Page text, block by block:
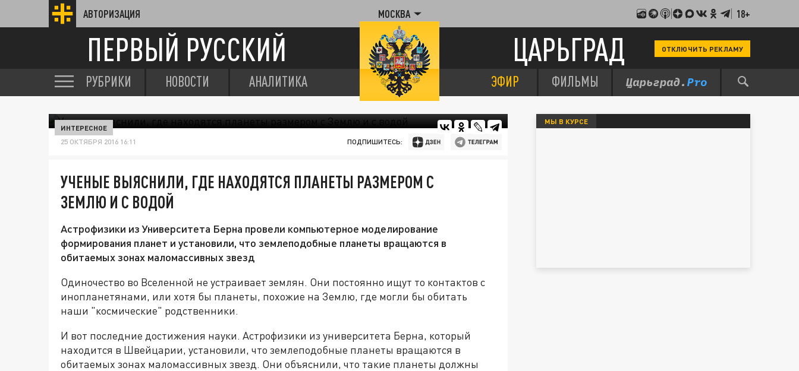
АВТОРИЗАЦИЯ МОСКВА 18+
ПЕРВЫЙ РУССКИЙ ЦАРЬГРАД ОТКЛЮЧИТЬ РЕКЛАМУ
РУБРИКИ НОВОСТИ АНАЛИТИКА ЭФИР ФИЛЬМЫ
ИНТЕРЕСНОЕ
25 ОКТЯБРЯ 2016 16:11 ПОДПИШИТЕСЬ:
УЧЕНЫЕ ВЫЯСНИЛИ, ГДЕ НАХОДЯТСЯ ПЛАНЕТЫ РАЗМЕРОМ С
ЗЕМЛЮ И С ВОДОЙ
Астрофизики из Университета Берна провели компьютерное моделирование
формирования планет и установили, что землеподобные планеты вращаются в
обитаемых зонах маломассивных звезд
Одиночество во Вселенной не устраивает землян. Они постоянно ищут то контактов с
инопланетянами, или хотя бы планеты, похожие на Землю, где могли бы обитать
наши "космические" родственники.
И вот последние достижения науки. Астрофизики из университета Берна, который
находится в Швейцарии, установили, что землеподобные планеты вращаются в
обитаемых зонах маломассивных звезд. Они объяснили, что такие планеты должны
МЫ В КУРСЕ